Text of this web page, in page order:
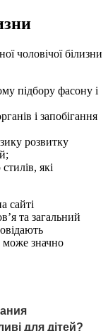
чоловічої білизни
підбору фасону і
і запобігання
розвитку
які
сайті
та загальний
може значно
для дітей?